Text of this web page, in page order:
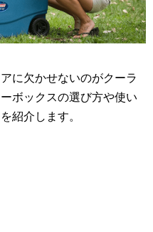
に欠かせないのがクーラ
ボックスの選び方や使い
紹介します。